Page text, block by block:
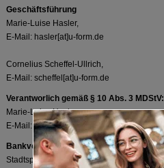
Geschäftsführung
Marie-Luise Hasler,
E-Mail: hasler[at]u-form.de
Cornelius Scheffel-Ullrich,
E-Mail: scheffel[at]u-form.de
Verantworlich gemäß § 10 Abs. 3 MDStV:
Marie-Luise Hasler,
E-Mail: hasler[at]u-form.de
Bankverbindung
Stadtsparkasse Solingen